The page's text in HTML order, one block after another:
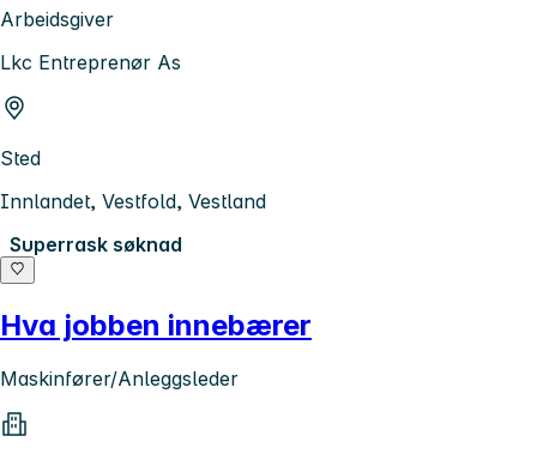
Arbeidsgiver
Lkc Entreprenør As
Sted
Innlandet, Vestfold, Vestland
Superrask søknad
Hva jobben innebærer
Maskinfører/Anleggsleder